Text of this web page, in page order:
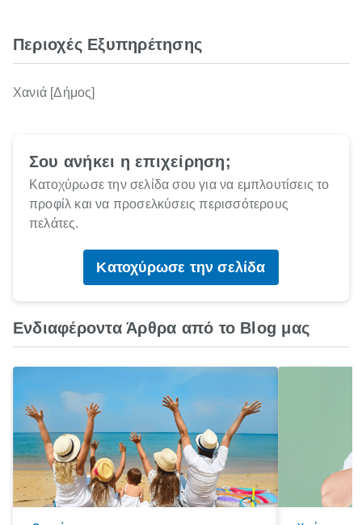
Περιοχές Εξυπηρέτησης
Χανιά [Δήμος]
Σου ανήκει η επιχείρηση;
Κατοχύρωσε την σελίδα σου για να εμπλουτίσεις το
προφίλ και να προσελκύσεις περισσότερους
πελάτες.
Κατοχύρωσε την σελίδα
Ενδιαφέροντα Άρθρα από το Blog μας